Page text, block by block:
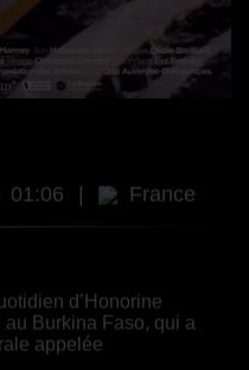
01:06 | France
d’Honorine
Burkina Faso, qui a
appelée